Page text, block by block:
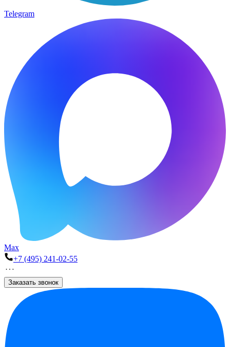
Telegram
Max
+7 (495) 241-02-55
Заказать звонок